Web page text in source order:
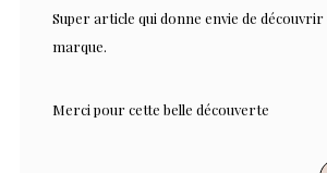
Super article qui donne envie de découvrir
marque.
Merci pour cette belle découverte